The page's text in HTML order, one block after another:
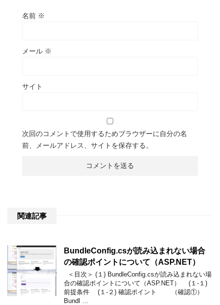
名前 ※
メール ※
サイト
次回のコメントで使用するためブラウザーに自分の名
前、メールアドレス、サイトを保存する。
関連記事
BundleConfig.csが読み込まれない場合
の確認ポイントについて（ASP.NET）
＜目次＞ (１) BundleConfig.csが読み込まれない場
合の確認ポイントについて（ASP.NET） (１-１)
前提条件 (１-２) 確認ポイント （確認①）
Bundl …